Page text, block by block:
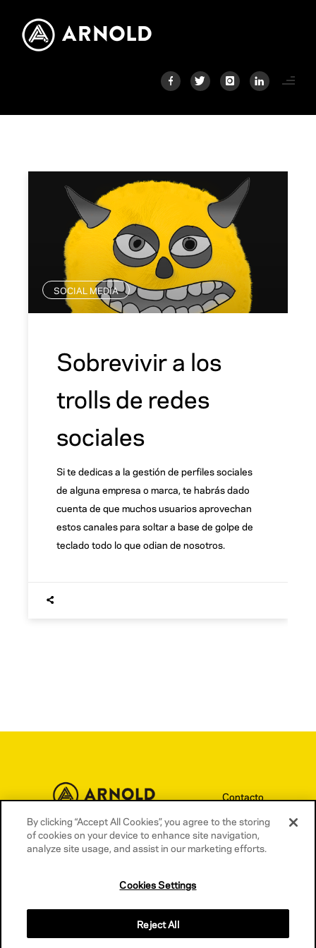
SOCIAL MEDIA
Sobrevivir a los
trolls de redes
sociales
Si te dedicas a la gestión de perfiles sociales
de alguna empresa o marca, te habrás dado
cuenta de que muchos usuarios aprovechan
estos canales para soltar a base de golpe de
teclado todo lo que odian de nosotros.
Contacto
Términos y condiciones
Política de privacidad
By clicking “Accept All Cookies”, you agree to the storing
of cookies on your device to enhance site navigation,
analyze site usage, and assist in our marketing efforts.
Cookies Settings
Reject All